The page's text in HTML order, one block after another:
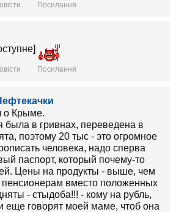
Посилання
Посилання
о Крыме.
была в гривнах, переведена в
поэтому 20 тыс - это огромное
человека, надо сперва
паспорт, который почему-то
Цены на продукты - выше, чем
вместо положенных
- стыдоба!!! - кому на рубль,
еще говорят моей маме, чтоб она